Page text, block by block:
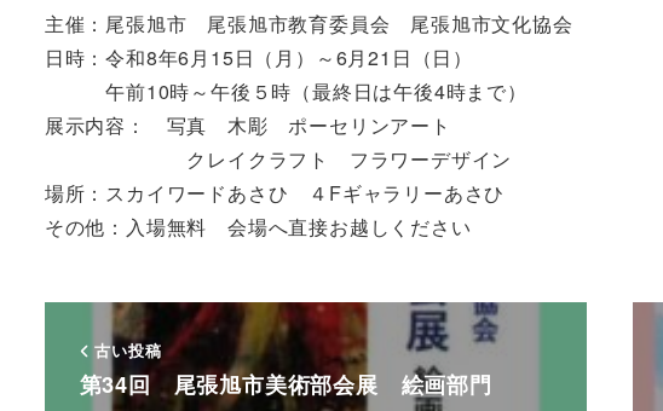
主催：尾張旭市 尾張旭市教育委員会 尾張旭市文化協会
日時：令和8年6月15日（月）～6月21日（日）
午前10時～午後５時（最終日は午後4時まで）
展示内容： 写真 木彫 ポーセリンアート
クレイクラフト フラワーデザイン
場所：スカイワードあさひ ４Fギャラリーあさひ
その他：入場無料 会場へ直接お越しください
古い投稿
第34回 尾張旭市美術部会展 絵画部門